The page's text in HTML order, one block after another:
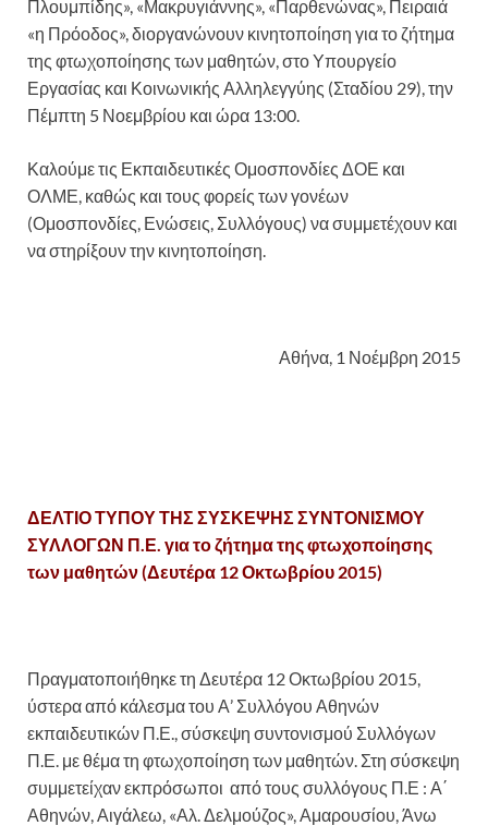
Πλουμπίδης», «Μακρυγιάννης», «Παρθενώνας», Πειραιά
«η Πρόοδος», διοργανώνουν κινητοποίηση για το ζήτημα
της φτωχοποίησης των μαθητών, στο Υπουργείο
Εργασίας και Κοινωνικής Αλληλεγγύης (Σταδίου 29), την
Πέμπτη 5 Νοεμβρίου και ώρα 13:00.
Καλούμε τις Εκπαιδευτικές Ομοσπονδίες ΔΟΕ και
ΟΛΜΕ, καθώς και τους φορείς των γονέων
(Ομοσπονδίες, Ενώσεις, Συλλόγους) να συμμετέχουν και
να στηρίξουν την κινητοποίηση.
Αθήνα, 1 Νοέμβρη 2015
ΔΕΛΤΙΟ ΤΥΠΟΥ ΤΗΣ ΣΥΣΚΕΨΗΣ ΣΥΝΤΟΝΙΣΜΟΥ
ΣΥΛΛΟΓΩΝ Π.Ε. για το ζήτημα της φτωχοποίησης
των μαθητών (Δευτέρα 12 Οκτωβρίου 2015)
Πραγματοποιήθηκε τη Δευτέρα 12 Οκτωβρίου 2015,
ύστερα από κάλεσμα του Α’ Συλλόγου Αθηνών
εκπαιδευτικών Π.Ε., σύσκεψη συντονισμού Συλλόγων
Π.Ε. με θέμα τη φτωχοποίηση των μαθητών. Στη σύσκεψη
συμμετείχαν εκπρόσωποι από τους συλλόγους Π.Ε : Α΄
Αθηνών, Αιγάλεω, «Αλ. Δελμούζος», Αμαρουσίου, Άνω